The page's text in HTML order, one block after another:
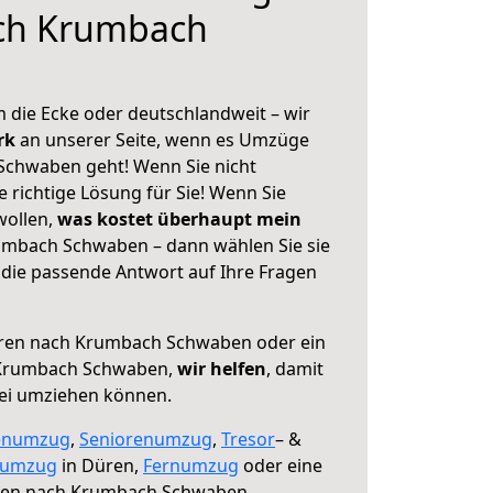
Krumbach
die Ecke oder deutschlandweit – wir
an unserer Seite, wenn es Umzüge
geht! Wenn Sie nicht
richtige Lösung für Sie! Wenn Sie
was kostet überhaupt mein
Schwaben – dann wählen Sie sie
passende Antwort auf Ihre Fragen
nach Krumbach Schwaben oder ein
Schwaben, wir helfen, damit
umziehen können.
, Seniorenumzug, Tresor– &
in Düren, Fernumzug oder eine